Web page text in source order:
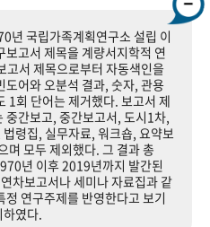
행정박물 영상 기록물
50+1주년 광장
년 국립가족계획연구소 설립 이
고서 제목을 계량서지학적 연
고서 제목으로부터 자동색인을
어와 오분석 결과, 숫자, 관용
1회 단어는 제거했다. 보고서 제
중간보고, 중간보고서, 도시1차,
령집, 실무자료, 워크숍, 요약보
며 모두 제외했다. 그 결과 총
년 이후 2019년까지 발간된
차보고서나 세미나 자료집과 같
연구주제를 반영한다고 보기
였다.